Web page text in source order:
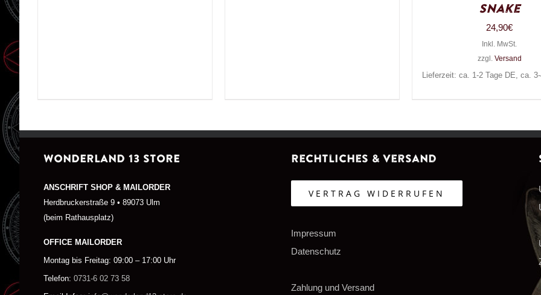
Snake
24,90€
Inkl. MwSt.
zzgl. Versand
Lieferzeit: ca. 1-2 Tage DE, ca.
WONDERLAND 13 STORE
ANSCHRIFT SHOP & MAILORDER
Herdbruckerstraße 9 • 89073 Ulm
(beim Rathausplatz)
OFFICE MAILORDER
Montag bis Freitag: 09:00 – 17:00 Uhr
Telefon: 0731-6 02 73 58
Rechtliches & Versand
VERTRAG WIDERRUFEN
Impressum
Datenschutz
Zahlung und Versand